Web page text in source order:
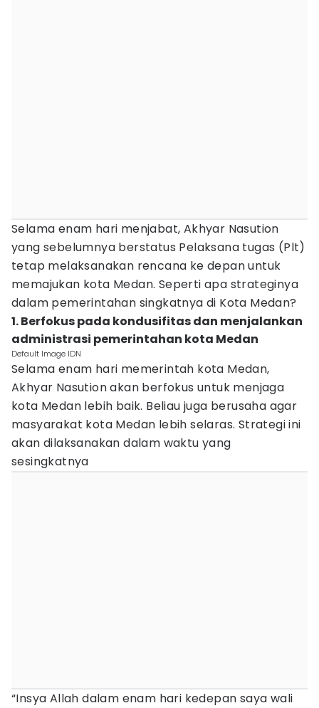
Selama enam hari menjabat, Akhyar Nasution
yang sebelumnya berstatus Pelaksana tugas (Plt)
tetap melaksanakan rencana ke depan untuk
memajukan kota Medan. Seperti apa strateginya
dalam pemerintahan singkatnya di Kota Medan?
1. Berfokus pada kondusifitas dan menjalankan
administrasi pemerintahan kota Medan
Default Image IDN
Selama enam hari memerintah kota Medan,
Akhyar Nasution akan berfokus untuk menjaga
kota Medan lebih baik. Beliau juga berusaha agar
masyarakat kota Medan lebih selaras. Strategi ini
akan dilaksanakan dalam waktu yang
sesingkatnya
“Insya Allah dalam enam hari kedepan saya wali